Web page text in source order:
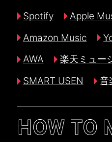
Spotify Apple
Amazon Music
AWA
楽天ミュー
SMART USEN
音
HOW TO